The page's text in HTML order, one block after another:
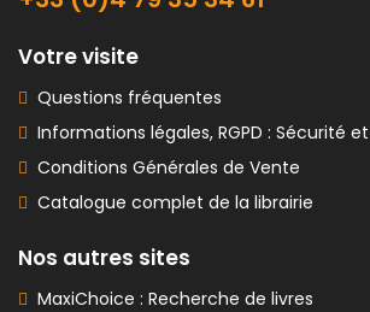
Votre visite
Questions fréquentes
Informations légales, RGPD : Sécurité
Conditions Générales de Vente
Catalogue complet de la librairie
Nos autres sites
MaxiChoice : Recherche de livres